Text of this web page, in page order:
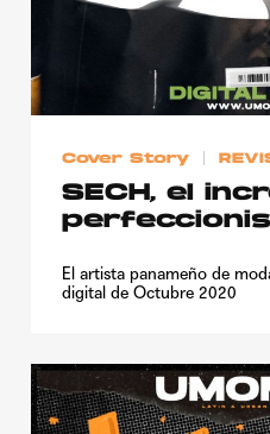
Cover Story
SECH, el
El artista panameño de
digital de Octubre 2020